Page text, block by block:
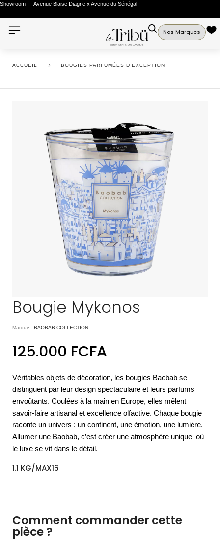
Showroom Avenue Blaise Diagne x Avenue du Sénégal
Nos Marques
ACCUEIL BOUGIES PARFUMÉES D'EXCEPTION
Bougie Mykonos
Marque : BAOBAB COLLECTION
125.000 FCFA
Véritables objets de décoration, les bougies Baobab se
distinguent par leur design spectaculaire et leurs parfums
envoûtants. Coulées à la main en Europe, elles mêlent
savoir-faire artisanal et excellence olfactive. Chaque bougie
raconte un univers : un continent, une émotion, une lumière.
Allumer une Baobab, c’est créer une atmosphère unique, où
le luxe se vit dans le détail.
1.1 KG/MAX16
Comment commander cette
pièce ?